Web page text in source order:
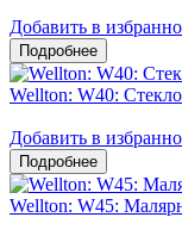
Добавить в
Wellton: W40:
Добавить в
Wellton: W45: